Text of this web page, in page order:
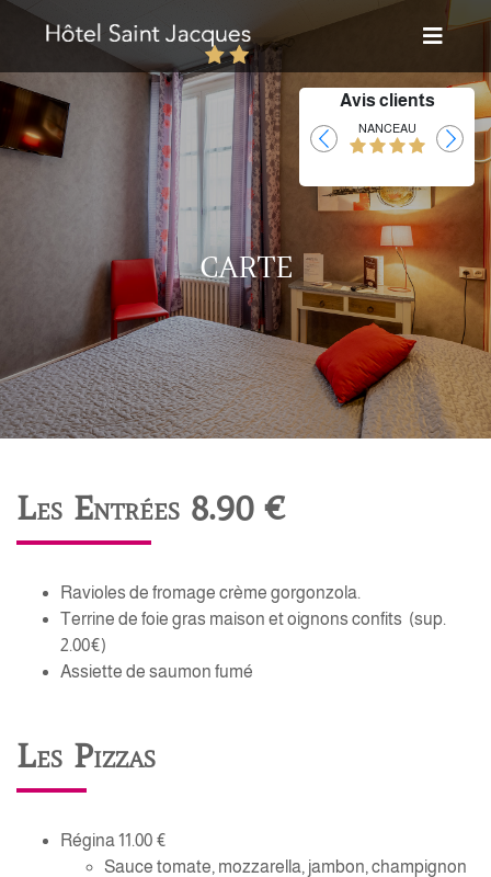
Avis clients
NANCEAU
CARTE
Les Entrées 8.90 €
Ravioles de fromage crème gorgonzola.
Terrine de foie gras maison et oignons confits (sup.
2.00€)
Assiette de saumon fumé
Les Pizzas
Régina 11.00 €
Sauce tomate, mozzarella, jambon, champignon